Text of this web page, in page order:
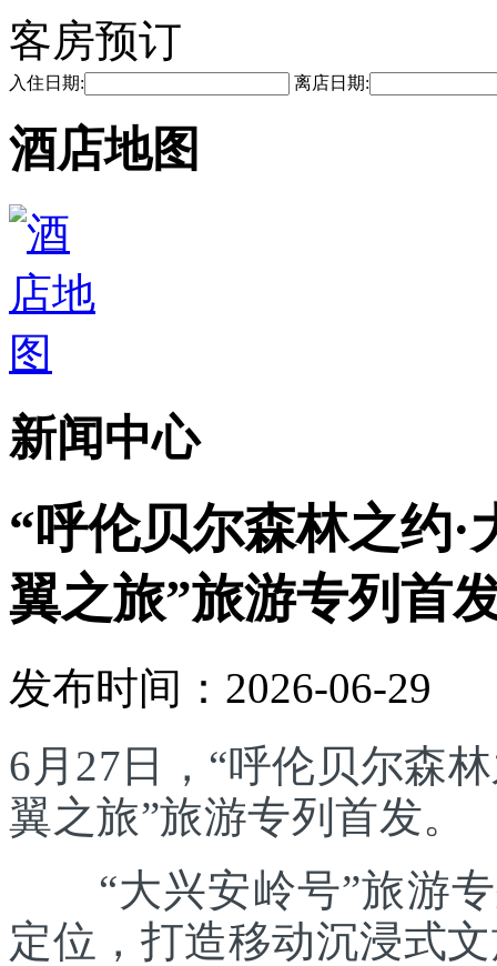
客房预订
入住日期: 离店日期:
酒店地图
新闻中心
“呼伦贝尔森林之约·
翼之旅”旅游专列首
发布时间：2026-06-29
6月27日，“呼伦贝尔森
翼之旅”旅游专列首发。
“大兴安岭号”旅游专
定位，打造移动沉浸式